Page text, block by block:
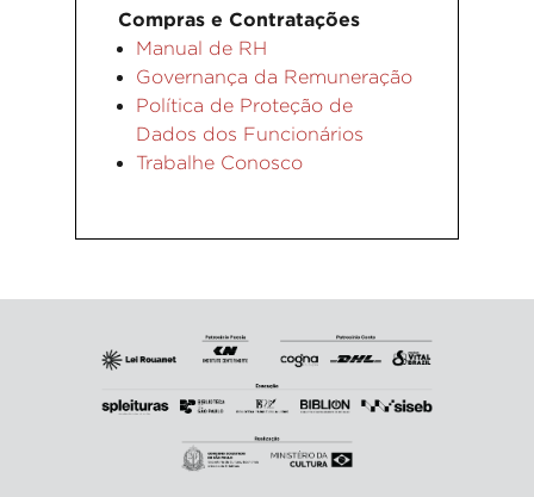
Compras e Contratações
Manual de RH
Governança da Remuneração
Política de Proteção de
Dados dos Funcionários
Trabalhe Conosco